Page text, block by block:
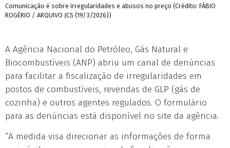
Comunicação é sobre irregularidades e abusos no preço (Crédito: FÁBIO
ROGÉRIO / ARQUIVO JCS (19/3/2026))
A Agência Nacional do Petróleo, Gás Natural e
Biocombustíveis (ANP) abriu um canal de denúncias
para facilitar a fiscalização de irregularidades em
postos de combustíveis, revendas de GLP (gás de
cozinha) e outros agentes regulados. O formulário
para as denúncias está disponível no site da agência.
“A medida visa direcionar as informações de forma